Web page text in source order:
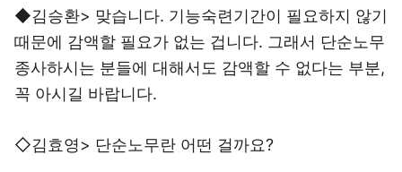
◆김승환> 맞습니다. 기능숙련기간이 필요하지 않기
때문에 감액할 필요가 없는 겁니다. 그래서 단순노무
종사하시는 분들에 대해서도 감액할 수 없다는 부분,
꼭 아시길 바랍니다.
◇김효영> 단순노무란 어떤 걸까요?